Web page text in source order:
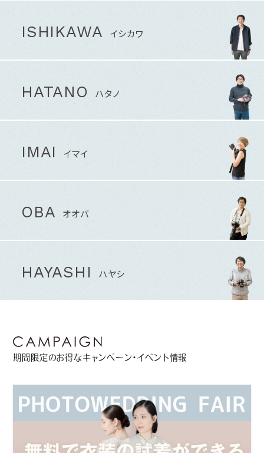
ISHIKAWA イシカワ
HATANO ハタノ
IMAI イマイ
OBA オオバ
HAYASHI ハヤシ
期間限定のお得なキャンペーン・イベント情報